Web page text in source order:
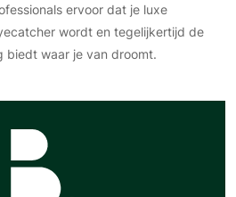
ervoor dat je luxe
wordt en tegelijkertijd de
biedt waar je van droomt.